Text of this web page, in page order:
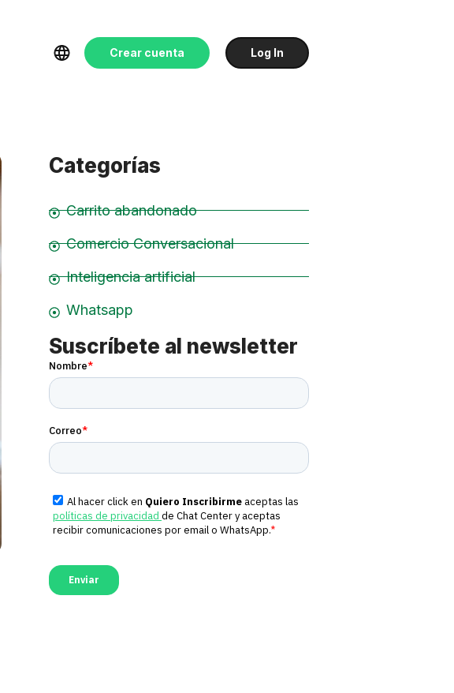
Crear cuenta Log In
Categorías
Carrito abandonado
Comercio Conversacional
Inteligencia artificial
Whatsapp
Suscríbete al newsletter